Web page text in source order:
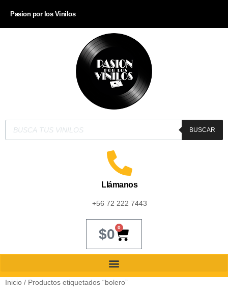
Pasion por los Vinilos
BUSCAR
Llámanos
+56 72 222 7443
$0 0
Inicio / Productos etiquetados “bolero”